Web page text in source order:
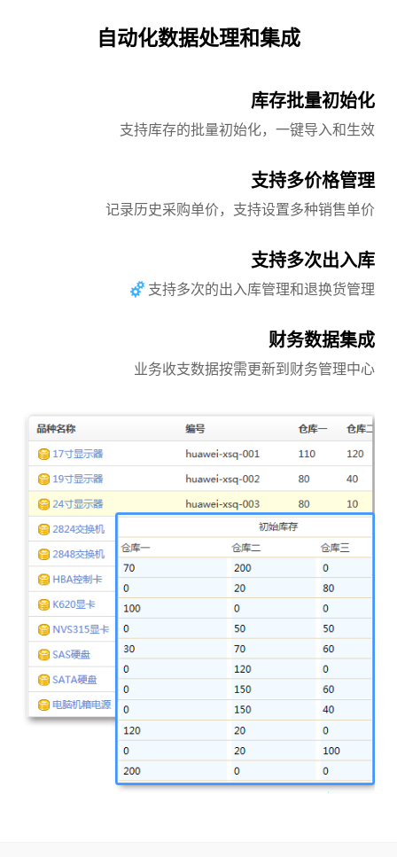
自动化数据处理和集成
库存批量初始化
支持库存的批量初始化，一键导入和生效
支持多价格管理
记录历史采购单价，支持设置多种销售单价
支持多次出入库
支持多次的出入库管理和退换货管理
财务数据集成
业务收支数据按需更新到财务管理中心